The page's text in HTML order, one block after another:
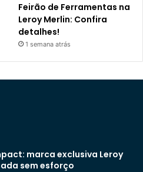
Feirão de Ferramentas na
Leroy Merlin: Confira
detalhes!
1 semana atrás
marca exclusiva Leroy
sem esforço